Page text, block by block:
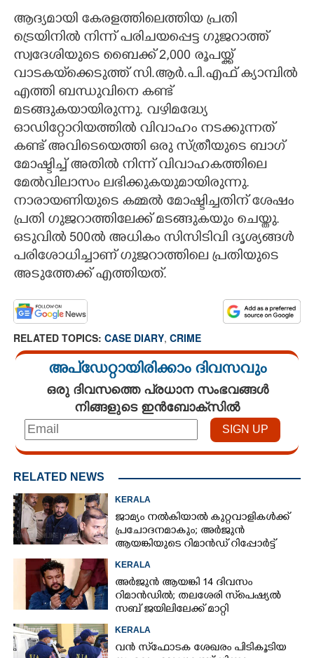
ആദ്യമായി കേരളത്തിലെത്തിയ പ്രതി
ട്രെയിനില്‍ നിന്ന് പരിചയപ്പെട്ട ഗുജറാത്ത്
സ്വദേശിയുടെ ബൈക്ക് 2,000 രൂപയ്ക്ക്
വാടകയ്‌ക്കെടുത്ത് സി.ആര്‍.പി.എഫ് ക്യാമ്പില്‍
എത്തി ബന്ധുവിനെ കണ്ട്
മടങ്ങുകയായിരുന്നു. വഴിമദ്ധ്യേ
ഓഡിറ്റോറിയത്തില്‍ വിവാഹം നടക്കുന്നത്
കണ്ട് അവിടെയെത്തി ഒരു സ്ത്രീയുടെ ബാഗ്
മോഷ്ടിച്ച് അതില്‍ നിന്ന് വിവാഹകത്തിലെ
മേല്‍വിലാസം ലഭിക്കുകയുമായിരുന്നു.
നാരായണിയുടെ കമ്മല്‍ മോഷ്ടിച്ചതിന് ശേഷം
പ്രതി ഗുജറാത്തിലേക്ക് മടങ്ങുകയും ചെയ്തു.
ഒടുവില്‍ 500ല്‍ അധികം സിസിടിവി ദൃശ്യങ്ങള്‍
പരിശോധിച്ചാണ് ഗുജറാത്തിലെ പ്രതിയുടെ
അടുത്തേക്ക് എത്തിയത്.
RELATED TOPICS: CASE DIARY, CRIME
അപ്ഡേറ്റായിരിക്കാം ദിവസവും
ഒരു ദിവസത്തെ പ്രധാന സംഭവങ്ങൾ
നിങ്ങളുടെ ഇൻബോക്സിൽ
RELATED NEWS
KERALA
ജാമ്യം നൽകിയാൽ കുറ്റവാളികൾക്ക്
പ്രചോദനമാകും; അർജുൻ
ആയങ്കിയുടെ റിമാൻഡ് റിപ്പോർട്ട്
KERALA
അർജുൻ ആയങ്കി 14 ദിവസം
റിമാൻഡിൽ; തലശേരി സ്‌പെഷ്യൽ
സബ് ജയിലിലേക്ക് മാറ്റി
KERALA
വൻ സ്‌ഫോടക ശേഖരം പിടികൂടിയ